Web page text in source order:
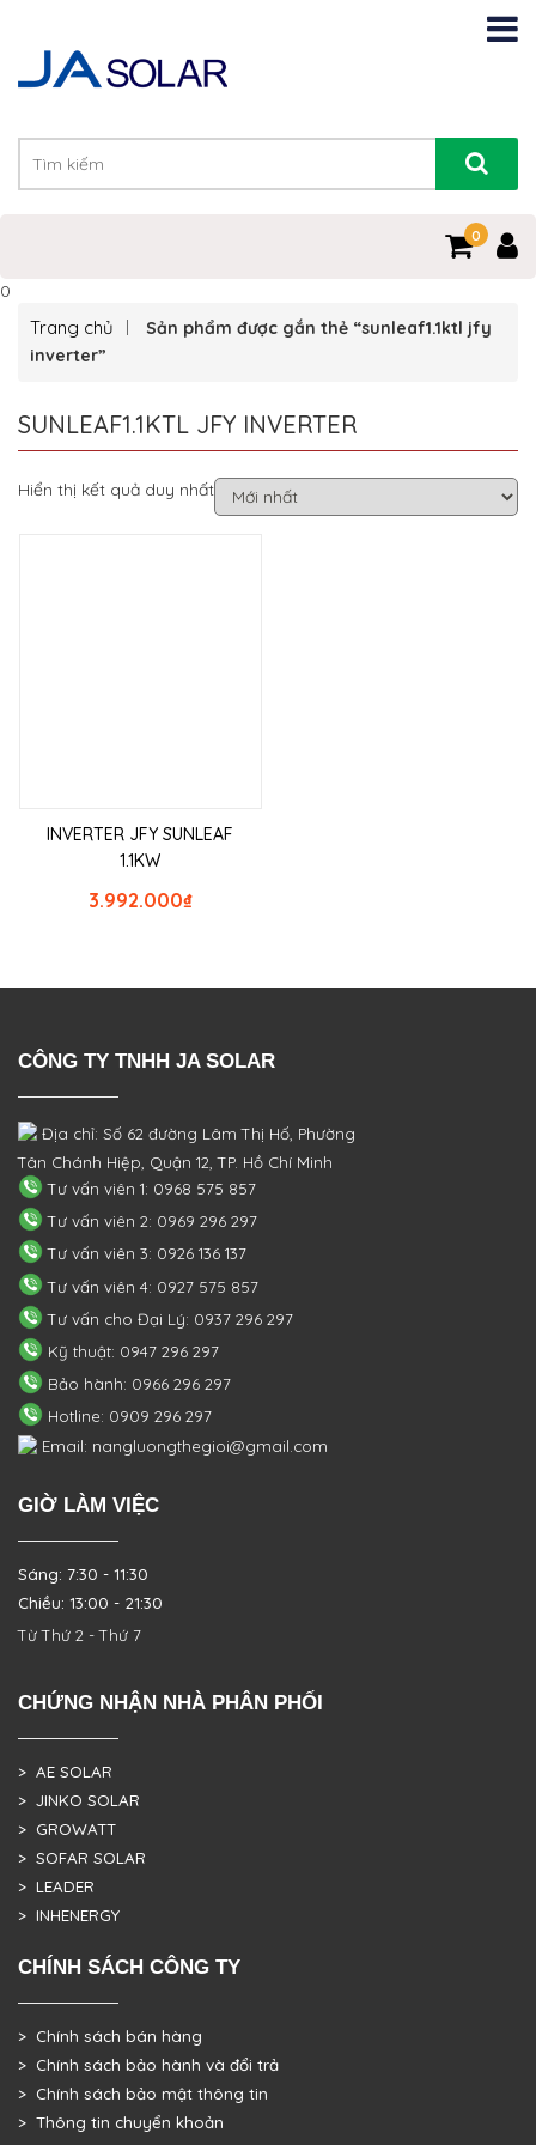
0
0
Trang chủ
Sản phẩm được gắn thẻ “sunleaf1.1ktl jfy
inverter”
SUNLEAF1.1KTL JFY INVERTER
Hiển thị kết quả duy nhất
INVERTER JFY SUNLEAF
1.1KW
₫
3.992.000
CÔNG TY TNHH JA SOLAR
Địa chỉ: Số 62 đường Lâm Thị Hố, Phường
Tân Chánh Hiệp, Quận 12, TP. Hồ Chí Minh
Tư vấn viên 1: 0968 575 857
Tư vấn viên 2: 0969 296 297
Tư vấn viên 3: 0926 136 137
Tư vấn viên 4: 0927 575 857
Tư vấn cho Đại Lý: 0937 296 297
Kỹ thuật: 0947 296 297
Bảo hành: 0966 296 297
Hotline: 0909 296 297
Email: nangluongthegioi@gmail.com
GIỜ LÀM VIỆC
Sáng: 7:30 - 11:30
Chiều: 13:00 - 21:30
Từ Thứ 2 - Thứ 7
CHỨNG NHẬN NHÀ PHÂN PHỐI
> AE SOLAR
> JINKO SOLAR
> GROWATT
> SOFAR SOLAR
> LEADER
> INHENERGY
CHÍNH SÁCH CÔNG TY
> Chính sách bán hàng
> Chính sách bảo hành và đổi trả
> Chính sách bảo mật thông tin
> Thông tin chuyển khoản